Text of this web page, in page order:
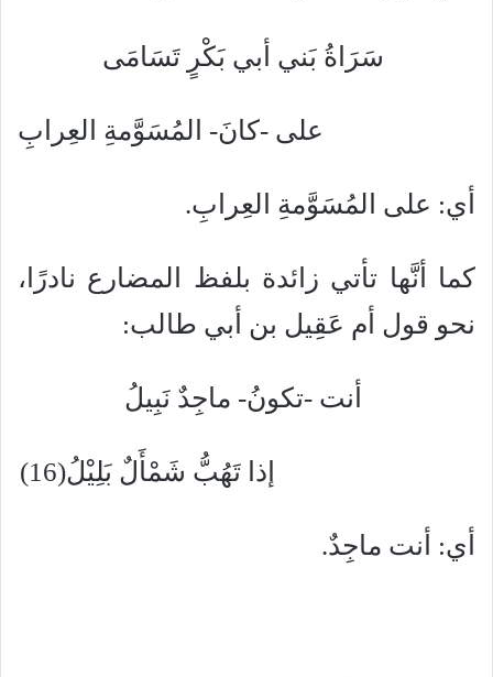
سَرَاةُ بَني أبي بَكْرٍ تَسَامَى
على -كانَ- المُسَوَّمةِ العِرابِ
أي: على المُسَوَّمةِ العِرابِ.
كما أنَّها تأتي زائدة بلفظ المضارع نادرًا،
نحو قول أم عَقِيل بن أبي طالب:
أنت -تكونُ- ماجِدٌ نَبِيلُ
إذا تَهُبُّ شَمْأَلٌ بَلِيْلُ(16)
أي: أنت ماجِدٌ.